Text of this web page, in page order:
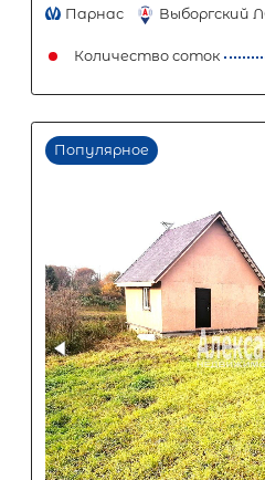
Размер кредита
Первый взнос
3 000 000
Задать вопрос
ООО «АЛЕКСАНДР-
организацией. Кредит
носит информационный
точного расчета платежей
об условиях кредитования
(Санкт-Петербург ул.